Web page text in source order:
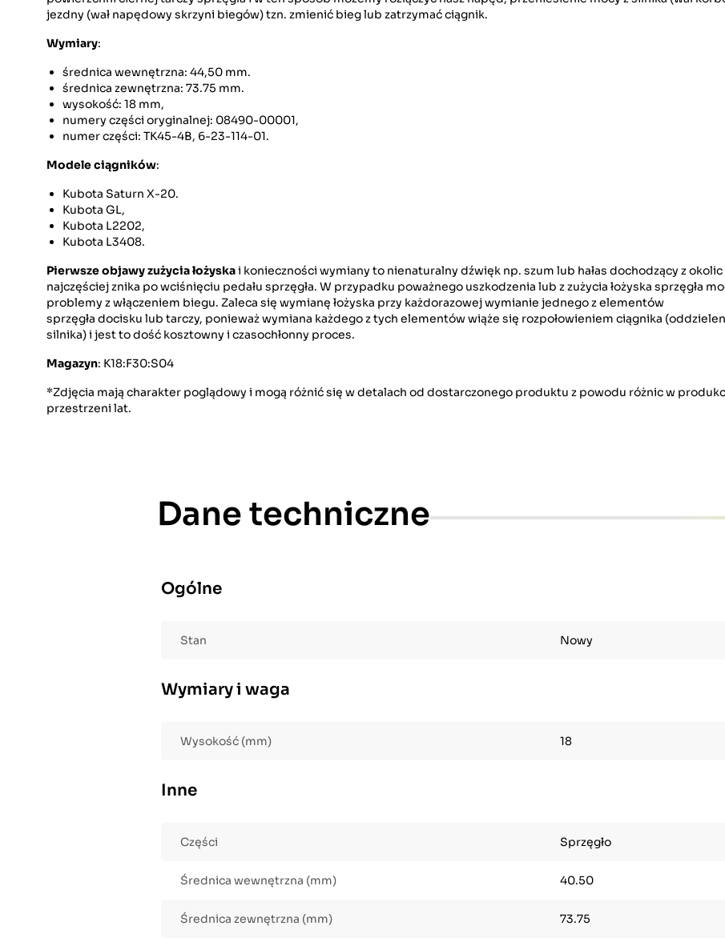
jezdny (wał napędowy skrzyni biegów) tzn. zmienić bieg lub zatrzymać ciągnik.
Wymiary:
średnica wewnętrzna: 44,50 mm.
średnica zewnętrzna: 73.75 mm.
wysokość: 18 mm,
numery części oryginalnej: 08490-00001,
numer części: TK45-4B, 6-23-114-01.
Modele ciągników:
Kubota Saturn X-20.
Kubota GL,
Kubota L2202,
Kubota L3408.
Pierwsze objawy zużycia łożyskai konieczności wymiany to nienaturalny dźwięk np. szum lub hałas dochodzący z okolic
najczęściej znika po wciśnięciu pedału sprzęgła. W przypadku poważnego uszkodzenia lub z zużycia łożyska sprzęgła
problemy z włączeniem biegu. Zaleca się wymianę łożyska przy każdorazowej wymianie jednego z elementów
sprzęgła docisku lub tarczy, ponieważ wymiana każdego z tych elementów wiąże się rozpołowieniem ciągnika
silnika) i jest to dość kosztowny i czasochłonny proces.
Magazyn: K18:F30:S04
*Zdjęcia mają charakter poglądowy i mogą różnić się w detalach od dostarczonego produktu z powodu różnic w
przestrzeni lat.
Dane techniczne
Ogólne
Stan Nowy
Wymiary i waga
Wysokość (mm) 18
Inne
Części Sprzęgło
Średnica wewnętrzna (mm) 40.50
Średnica zewnętrzna (mm) 73.75